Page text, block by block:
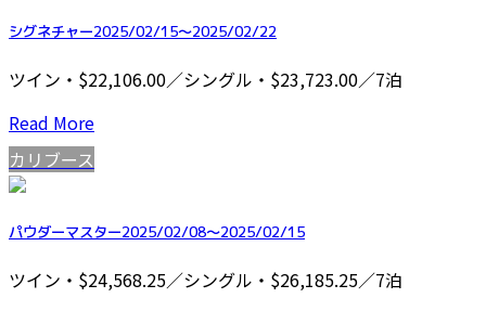
シグネチャー2025/02/15～2025/02/22
ツイン・$22,106.00／シングル・$23,723.00／7泊
Read More
カリブース
パウダーマスター2025/02/08～2025/02/15
ツイン・$24,568.25／シングル・$26,185.25／7泊